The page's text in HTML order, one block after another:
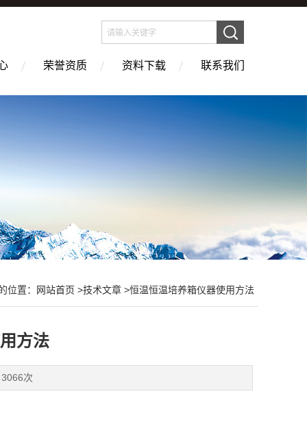
荣誉资质 资料下载 联系我们
位置： 网站首页 >技术文章 >恒温恒温培养箱仪器使用方法
方法
次